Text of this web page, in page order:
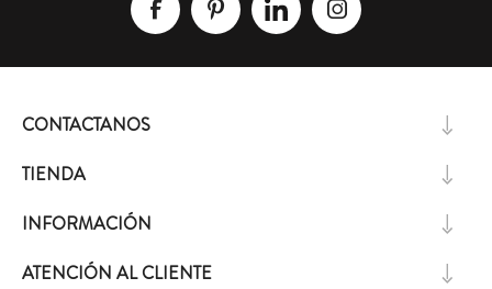
CONTACTANOS
TIENDA
INFORMACIÓN
ATENCIÓN AL CLIENTE